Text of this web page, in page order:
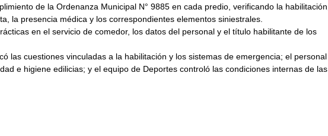
de la Ordenanza Municipal N° 9885 en cada predio, verificando la habilitación,
la presencia médica y los correspondientes elementos siniestrales.
en el servicio de comedor, los datos del personal y el título habilitante de los
las cuestiones vinculadas a la habilitación y los sistemas de emergencia; el personal
e higiene edilicias; y el equipo de Deportes controló las condiciones internas de las